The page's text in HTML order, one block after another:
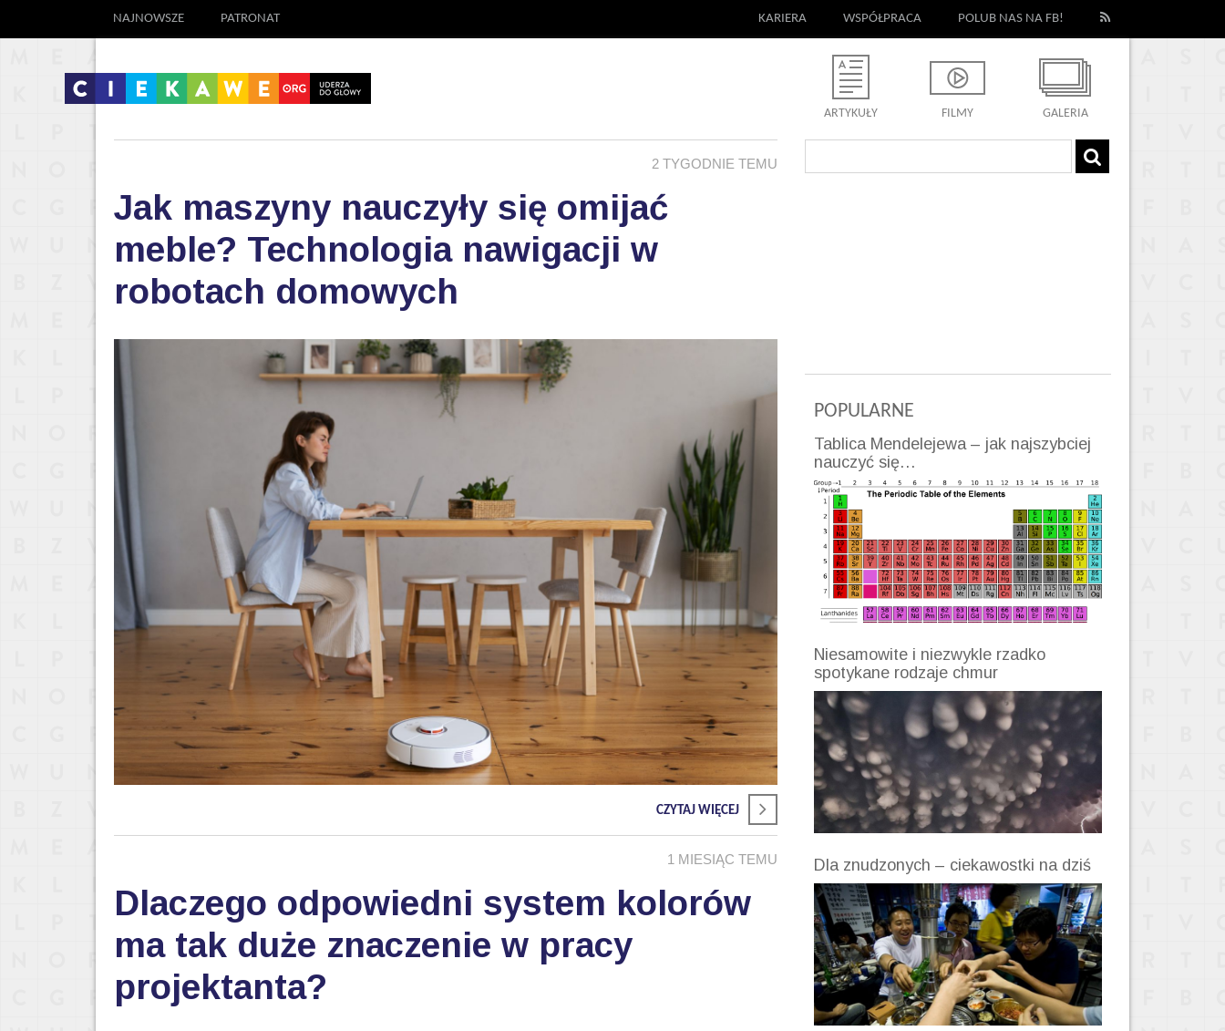
NAJNOWSZE PATRONAT KARIERA WSPÓŁPRACA POLUB NAS NA FB!
ARTYKUŁY FILMY GALERIA
2 TYGODNIE TEMU
Jak maszyny nauczyły się omijać
meble? Technologia nawigacji w
robotach domowych
CZYTAJ WIĘCEJ
1 MIESIĄC TEMU
Dlaczego odpowiedni system kolorów
ma tak duże znaczenie w pracy
projektanta?
POPULARNE
Tablica Mendelejewa – jak najszybciej
nauczyć się…
Niesamowite i niezwykle rzadko
spotykane rodzaje chmur
Dla znudzonych – ciekawostki na dziś